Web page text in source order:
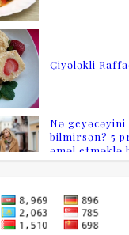
Çiyələkli
Nə geyəcəyini
bilmirsən? 5
əməl etməklə
Kiçik
maksimum